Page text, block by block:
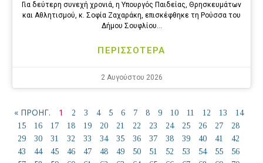
Για δεύτερη συνεχή χρονιά, η Υπουργός Παιδείας, Θρησκευμάτων
και Αθλητισμού, κ. Σοφία Ζαχαράκη, επισκέφθηκε τη Ρούσσα του
Δήμου Σουφλίου…
ΠΕΡΙΣΣΟΤΕΡΑ
2 Αυγούστου 2026
« ΠΡΟΗΓ. 1 2 3 4 5 6 7 8 9 10 11 12 13
14
15
16 17 18 19 20 21 22 23 24 25 26 27
28
29
30 31 32 33 34 35 36 37 38 39 40 41
42
43
44 45 46 47 48 49 50 51 52 53 54 55
56